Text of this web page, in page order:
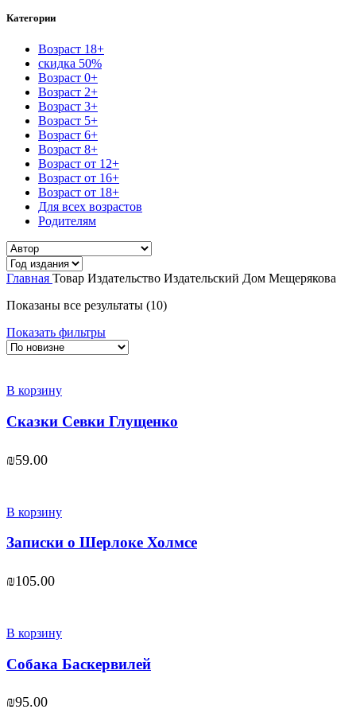
Категории
Возраст 18+
скидка 50%
Возраст 0+
Возраст 2+
Возраст 3+
Возраст 5+
Возраст 6+
Возраст 8+
Возраст от 12+
Возраст от 16+
Возраст от 18+
Для всех возрастов
Родителям
Главная Товар Издательство Издательский Дом Мещерякова
Показаны все результаты (10)Сортировка:
Показать фильтры
В корзину
Сказки Севки Глущенко
₪59.00
В корзину
Записки о Шерлоке Холмсе
₪105.00
В корзину
Собака Баскервилей
₪95.00